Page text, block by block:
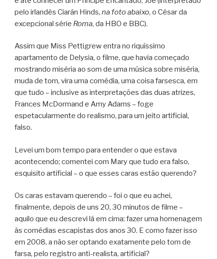
pelo irlandês Ciarán Hinds, na foto abaixo, o César da
excepcional série Roma, da HBO e BBC).
Assim que Miss Pettigrew entra no riquíssimo
apartamento de Delysia, o filme, que havia começado
mostrando miséria ao som de uma música sobre miséria,
muda de tom, vira uma comédia, uma coisa farsesca, em
que tudo – inclusive as interpretações das duas atrizes,
Frances McDormand e Amy Adams – foge
espetacularmente do realismo, para um jeito artificial,
falso.
Levei um bom tempo para entender o que estava
acontecendo; comentei com Mary que tudo era falso,
esquisito artificial – o que esses caras estão querendo?
Os caras estavam querendo – foi o que eu achei,
finalmente, depois de uns 20, 30 minutos de filme –
aquilo que eu descrevi lá em cima: fazer uma homenagem
às comédias escapistas dos anos 30. E como fazer isso
em 2008, a não ser optando exatamente pelo tom de
farsa, pelo registro anti-realista, artificial?